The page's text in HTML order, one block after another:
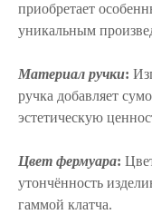
приобретает
уникальным
Материал ручки:
ручка добавляет
эстетическую
Цвет фермуара:
утончённость
гаммой клатча.